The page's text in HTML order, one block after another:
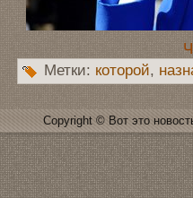
Метки: которой,
Copyright © Вот это